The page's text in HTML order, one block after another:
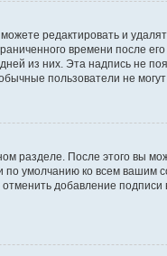
редактировать и
времени после
из них. Эта надпись не
пользователи не
разделе. После этого вы
умолчанию ко всем
добавление